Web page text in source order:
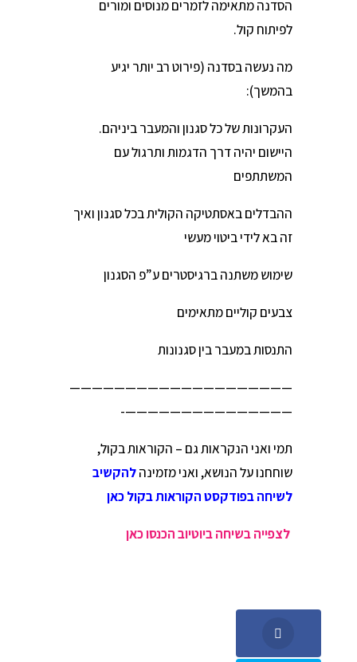
הסדנה מתאימה לזמרים מנוסים ומורים
לפיתוח קול.
מה נעשה בסדנה (פירוט רב יותר יגיע
בהמשך):
העקרונות של כל סגנון והמעבר ביניהם.
היישום יהיה דרך הדגמות ותרגול עם
המשתתפים
ההבדלים באסתטיקה הקולית בכל סגנון ואיך
זה בא לידי ביטוי מעשי
שימוש משתנה ברגיסטרים ע”פ הסגנון
צבעים קוליים מתאימים
התנסות במעבר בין סגנונות
————————————————————
———————————————-
תמי ואני הנקראות גם – הקוראות בקול,
שוחחנו על הנושא, ואני מזמינהלהקשיב
לשיחה בפודקסט הקוראות בקול כאן
לצפייה בשיחה ביוטיוב הכנסו כאן